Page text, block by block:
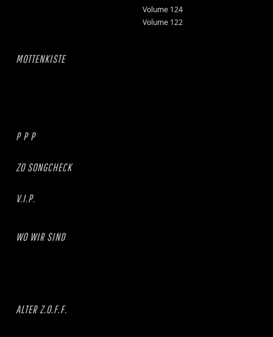
Volume 124
Volume 122
MOTTENKISTE
P P P
ZO SONGCHECK
V.I.P.
WO WIR SIND
ALTER Z.O.F.F.